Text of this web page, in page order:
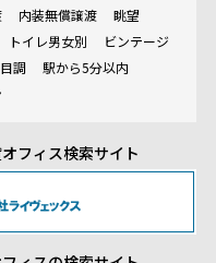
内装無償譲渡
眺望
トイレ男女別
ビンテージ
調
駅から5分以内
フィス検索サイト